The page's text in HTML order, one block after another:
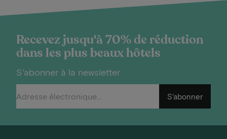
Recevez jusqu'à 70% de réduction
dans les plus beaux hôtels
S'abonner à la newsletter
S'abonner